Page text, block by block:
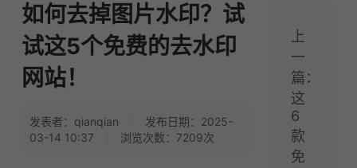
如何去掉图片水印？试
试这5个免费的去水印
网站！
发表者：qianqian
发布日期：2025-
03-14 10:37
浏览次数：7209次
上
一
篇：
这
6
款
免